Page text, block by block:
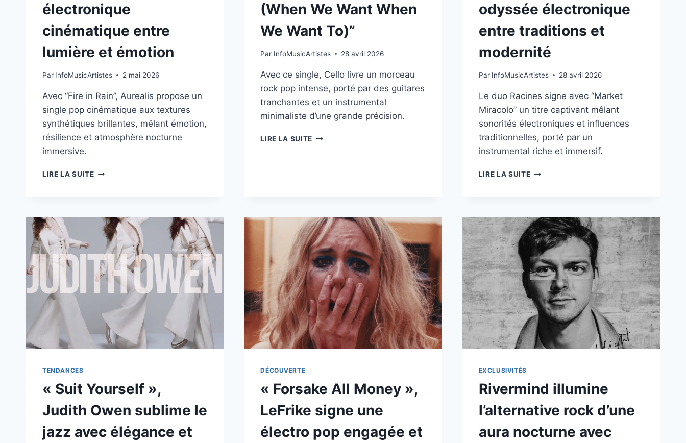
électronique
cinématique entre
lumière et émotion
Par InfoMusicArtistes 2 mai 2026
Avec “Fire in Rain”, Aurealis propose un
single pop cinématique aux textures
synthétiques brillantes, mêlant émotion,
résilience et atmosphère nocturne
immersive.
LIRE LA SUITEAUREALIS
UNE
POP
ÉLECTRONIQUE
CINÉMATIQUE
ENTRE
LUMIÈRE
(When We Want When
We Want To)”
Par InfoMusicArtistes 28 avril 2026
Avec ce single, Cello livre un morceau
rock pop intense, porté par des guitares
tranchantes et un instrumental
minimaliste d’une grande précision.
LIRE LA SUITE CELLO
WANT
(WHEN
WE
WANT
WHEN
WE
WANT
TO)”
odyssée électronique
entre traditions et
modernité
Par InfoMusicArtistes 28 avril 2026
Le duo Racines signe avec “Market
Miracolo” un titre captivant mêlant
sonorités électroniques et influences
traditionnelles, porté par un
instrumental riche et immersif.
LIRE LA SUITERACINES
ODYSSÉE
ÉLECTRONIQUE
ENTRE
TRADITIONS
ET
MODERNITÉ
TENDANCES
« Suit Yourself »,
Judith Owen sublime le
jazz avec élégance et
DÉCOUVERTE
« Forsake All Money »,
LeFrike signe une
électro pop engagée et
EXCLUSIVITÉS
Rivermind illumine
l’alternative rock d’une
aura nocturne avec